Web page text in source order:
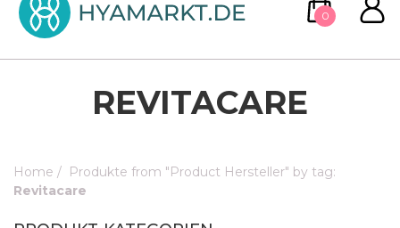
0
ZUM WARENKORB
REVITACARE
Home / Produkte from "Product Hersteller" by tag:
Revitacare